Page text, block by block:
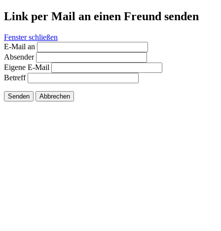
Link per Mail an einen Freund senden
Fenster schließen
E-Mail an
Absender
Eigene E-Mail
Betreff
Senden Abbrechen